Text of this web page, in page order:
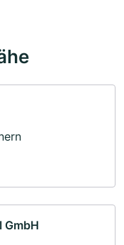
GmbH